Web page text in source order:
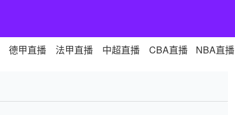
德甲直播 法甲直播 中超直播 CBA直播 NBA直播